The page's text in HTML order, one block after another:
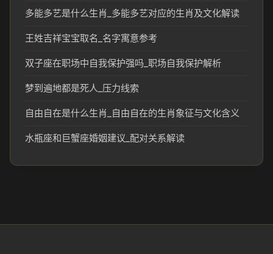
多能多艺是什么生肖_多能多艺对应的生肖及文化解读
王姓吉祥宝宝取名_名字寓意参考
双子座在职场中自我保护强吗_职场自我保护解析
梦到遍地都是死人_压力线索
自由自在是什么生肖_自由自在的生肖象征与文化含义
水瓶座和巨蟹座婚姻建议_配对关系解读